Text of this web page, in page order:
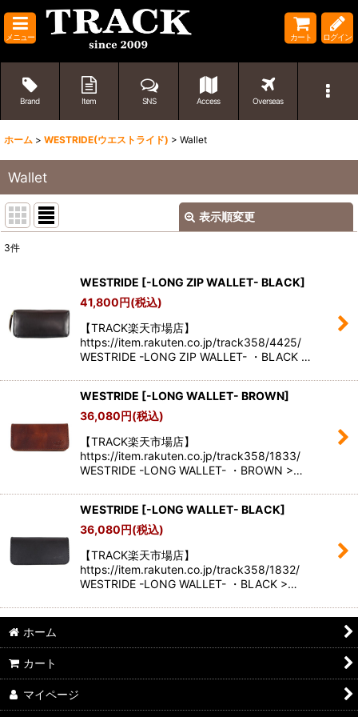
メニュー カート ログイン
Brand Item SNS Access Overseas
ホーム > WESTRIDE(ウエストライド) > Wallet
Wallet
表示順変更
並び順:
絞り込む
3件
WESTRIDE [-LONG ZIP WALLET- BLACK]
41,800円(税込)
【TRACK楽天市場店】
https://item.rakuten.co.jp/track358/4425/
WESTRIDE -LONG ZIP WALLET- ・BLACK …
WESTRIDE [-LONG WALLET- BROWN]
36,080円(税込)
【TRACK楽天市場店】
https://item.rakuten.co.jp/track358/1833/
WESTRIDE -LONG WALLET- ・BROWN >…
WESTRIDE [-LONG WALLET- BLACK]
36,080円(税込)
【TRACK楽天市場店】
https://item.rakuten.co.jp/track358/1832/
WESTRIDE -LONG WALLET- ・BLACK >…
ホーム
カート
マイページ